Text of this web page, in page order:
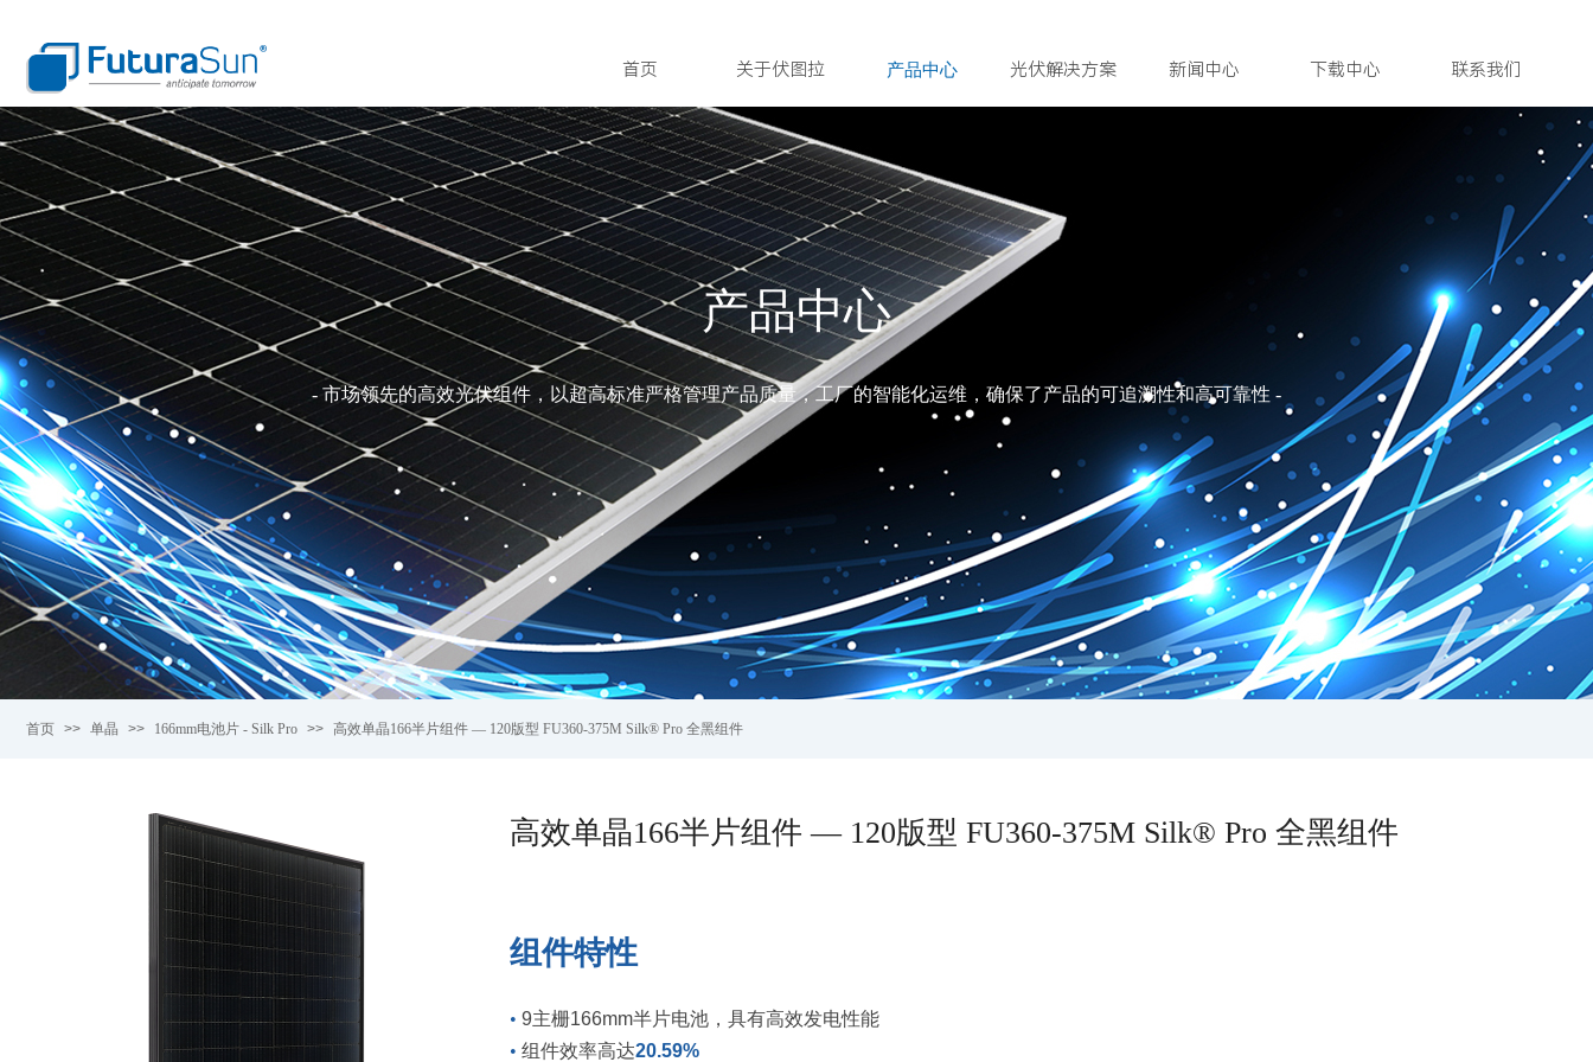
首页 关于伏图拉 产品中心 光伏解决方案 新闻中心 下载中心 联系我们
- 市场领先的高效光伏组件， 以超高标准严格管理产品质量，工厂的智能化运维，确保了产品的可追溯性和高可靠性 -
产品中心
首页 >> 单晶 >> 166mm电池片 - Silk Pro >> 高效单晶166半片组件 — 120版型 FU360-375M Silk® Pro 全黑组件
高效单晶166半片组件 — 120版型 FU360-375M Silk® Pro 全黑组件
组件特性
• 9主栅166mm半片电池，具有高效发电性能
• 组件效率高达20.59%